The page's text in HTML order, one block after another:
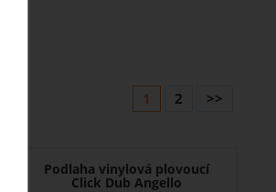
1 2 >>
Podlaha vinylová plovoucí
Click Dub Angello